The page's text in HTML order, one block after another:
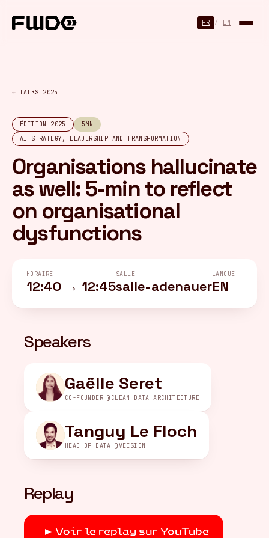
FR / EN
← TALKS 2025
ÉDITION 2025
5MN
AI STRATEGY, LEADERSHIP AND TRANSFORMATION
Organisations hallucinate
as well: 5-min to reflect
on organisational
dysfunctions
HORAIRE
12:40 → 12:45
SALLE
salle-adenauer
LANGUE
EN
Speakers
Gaëlle Seret
CO-FOUNDER @CLEAN DATA ARCHITECTURE
Tanguy Le Floch
HEAD OF DATA @VEESION
Replay
Voir le replay sur YouTube